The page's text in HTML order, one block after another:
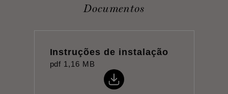
Documentos
Instruções de instalação
pdf 1,16 MB